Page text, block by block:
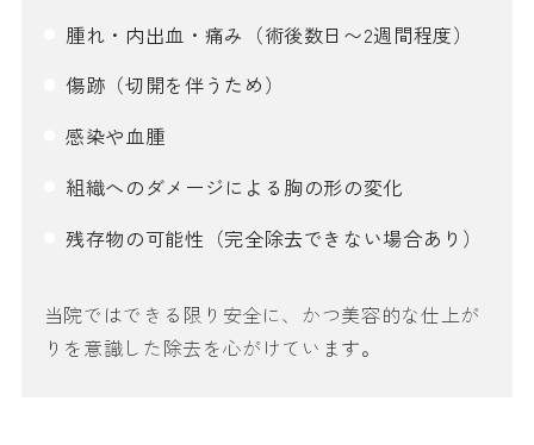
腫れ・内出血・痛み（術後数日〜2週間程度）
傷跡（切開を伴うため）
感染や血腫
組織へのダメージによる胸の形の変化
残存物の可能性（完全除去できない場合あり）
当院ではできる限り安全に、かつ美容的な仕上が
りを意識した除去を心がけています。